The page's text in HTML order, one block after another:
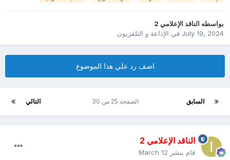
بواسطهالناقد الإعلامي 2
July 19, 2024في الإذاعة و التلفزيون
اضف رد علي هذا الموضوع
السابق التالي الصفحه 25 من 30
الناقد الإعلامي 2
قام بنشر March 12